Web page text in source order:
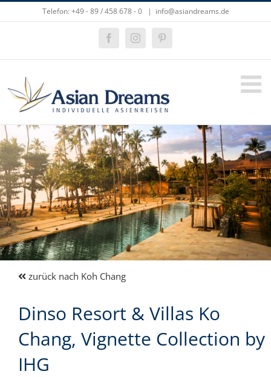
Inhalt
Telefon: +49 - 89 / 458 678 - 0 | info@asiandreams.de
FacebookInstagramPinterest
Zeige
grösseres
Bild
zurück nach Koh Chang
Dinso Resort & Villas Ko
Chang, Vignette Collection by
IHG